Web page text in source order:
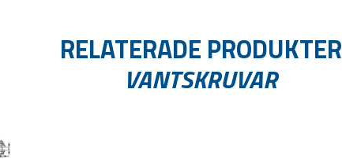
RELATERADE PRODUKTER
VANTSKRUVAR